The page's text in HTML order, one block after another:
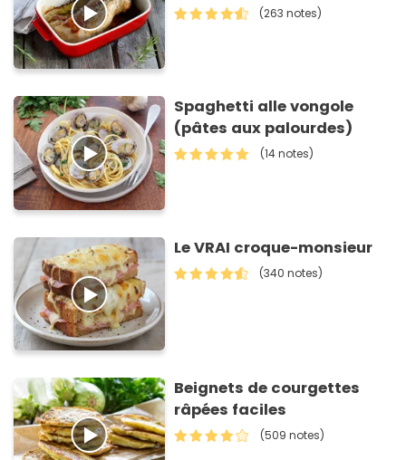
(263 notes)
Spaghetti alle vongole
(pâtes aux palourdes)
(14 notes)
Le VRAI croque-monsieur
(340 notes)
Beignets de courgettes
râpées faciles
(509 notes)